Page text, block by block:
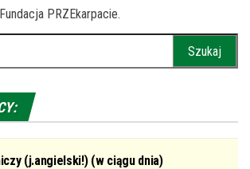
PRZEkarpacie.
(j.angielski!) (w ciągu dnia)